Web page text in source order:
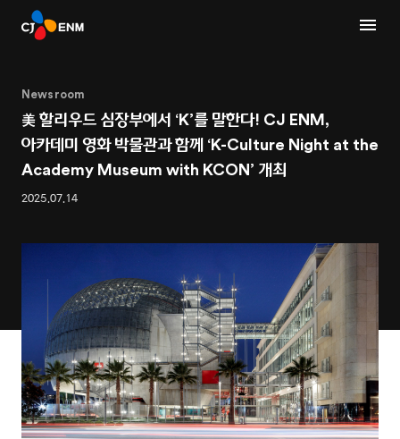
Newsroom
美 할리우드 심장부에서 ‘K’를 말한다! CJ ENM,
아카데미 영화 박물관과 함께 ‘K-Culture Night at the
Academy Museum with KCON’ 개최
2025.07.14